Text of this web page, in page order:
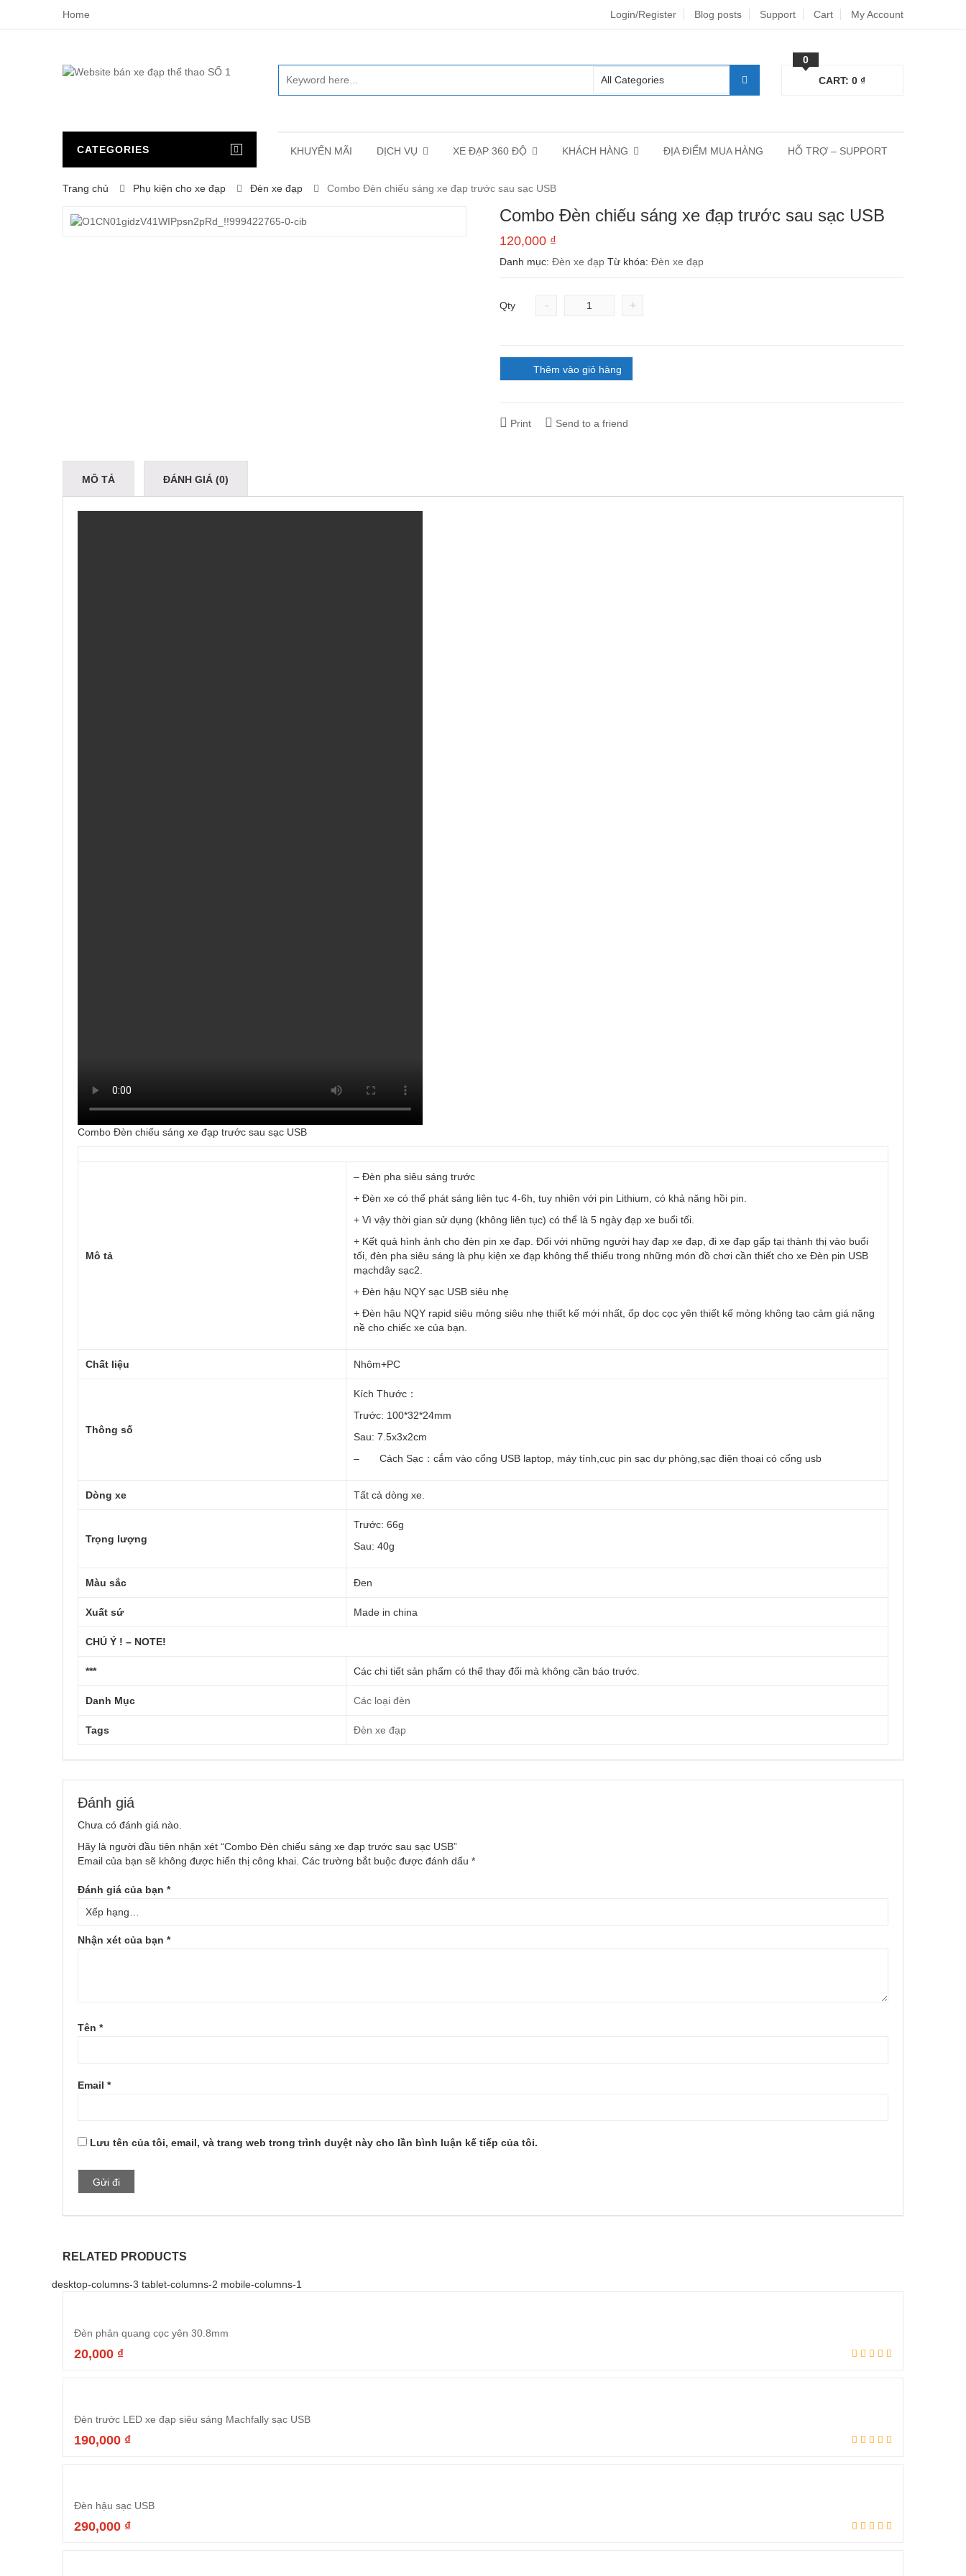
Home Login/Register Blog posts Support Cart My Account
0
CART: 0 ₫
CATEGORIES KHUYẾN MÃI DỊCH VỤ XE ĐẠP 360 ĐỘ KHÁCH HÀNG ĐỊA ĐIỂM MUA HÀNG HỖ TRỢ – SUPPORT
Trang chủ Phụ kiện cho xe đạp Đèn xe đạp Combo Đèn chiếu sáng xe đạp trước sau sạc USB
Combo Đèn chiếu sáng xe đạp trước sau sạc USB
120,000 ₫
Danh mục:Đèn xe đạp Từ khóa:Đèn xe đạp
Qty - +
Thêm vào giỏ hàng
Print Send to a friend
MÔ TẢ ĐÁNH GIÁ (0)
Combo Đèn chiếu sáng xe đạp trước sau sạc USB
Mô tả
– Đèn pha siêu sáng trước
+ Đèn xe có thể phát sáng liên tục 4-6h, tuy nhiên với pin Lithium, có khả năng hồi pin.
+ Vì vậy thời gian sử dụng (không liên tục) có thể là 5 ngày đạp xe buổi tối.
+ Kết quả hình ảnh cho đèn pin xe đạp. Đối với những người hay đạp xe đạp, đi xe đạp gấp tại thành thị vào buổi
tối, đèn pha siêu sáng là phụ kiện xe đạp không thể thiếu trong những món đồ chơi cần thiết cho xe Đèn pin USB
mạchdây sạc2.
+ Đèn hậu NQY sạc USB siêu nhẹ
+ Đèn hậu NQY rapid siêu mỏng siêu nhẹ thiết kế mới nhất, ốp dọc cọc yên thiết kế mỏng không tạo cảm giá nặng
nề cho chiếc xe của bạn.
Chất liệu Nhôm+PC
Thông số
Kích Thước：
Trước: 100*32*24mm
Sau: 7.5x3x2cm
– Cách Sạc：cắm vào cổng USB laptop, máy tính,cục pin sạc dự phòng,sạc điện thoại có cổng usb
Dòng xe Tất cả dòng xe.
Trọng lượng
Trước: 66g
Sau: 40g
Màu sắc Đen
Xuất sứ Made in china
CHÚ Ý ! – NOTE!
*** Các chi tiết sản phẩm có thể thay đổi mà không cần báo trước
Danh Mục Các loại đèn
Tags Đèn xe đạp
Đánh giá
Chưa có đánh giá nào.
Hãy là người đầu tiên nhận xét “Combo Đèn chiếu sáng xe đạp trước sau sạc USB”
Email của bạn sẽ không được hiển thị công khai. Các trường bắt buộc được đánh dấu *
Đánh giá của bạn *
Nhận xét của bạn *
Tên *
Email *
Lưu tên của tôi, email, và trang web trong trình duyệt này cho lần bình luận kế tiếp của tôi.
RELATED PRODUCTS
desktop-columns-3 tablet-columns-2 mobile-columns-1
Đèn phản quang cọc yên 30.8mm
20,000 ₫
Đèn trước LED xe đạp siêu sáng Machfally sạc USB
190,000 ₫
Đèn hậu sạc USB
290,000 ₫